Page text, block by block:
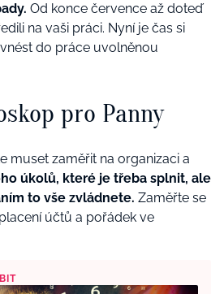
Od konce července až doteď
na vaši práci. Nyní je čas si
do práce uvolněnou
pro Panny
muset zaměřit na organizaci a
úkolů, které je třeba splnit, ale
to vše zvládnete. Zaměřte se
účtů a pořádek ve